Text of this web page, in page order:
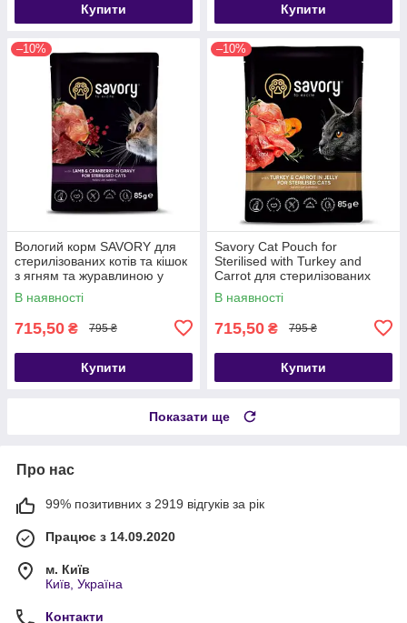
Купити Купити
–10%
Вологий корм SAVORY для
стерилізованих котів та кішок
з ягням та журавлиною у
соусі 85г 22шт
В наявності
715,50 ₴ 795 ₴
Купити
–10%
Savory Cat Pouch for
Sterilised with Turkey and
Carrot для стерилізованих
котів індичка\морква 85г 22
шт
В наявності
715,50 ₴ 795 ₴
Купити
Показати ще
Про нас
99% позитивних з 2919 відгуків за рік
Працює з 14.09.2020
м. Київ
Київ, Україна
Контакти